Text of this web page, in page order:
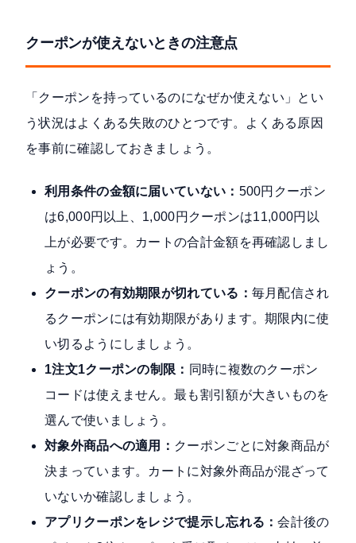
クーポンが使えないときの注意点
「クーポンを持っているのになぜか使えない」とい
う状況はよくある失敗のひとつです。よくある原因
を事前に確認しておきましょう。
利用条件の金額に届いていない： 500円クーポン
は6,000円以上、1,000円クーポンは11,000円以
上が必要です。カートの合計金額を再確認しまし
ょう。
クーポンの有効期限が切れている： 毎月配信され
るクーポンには有効期限があります。期限内に使
い切るようにしましょう。
1注文1クーポンの制限：
同時に複数のクーポン
コードは使えません。最も割引額が大きいものを
選んで使いましょう。
対象外商品への適用： クーポンごとに対象商品が
決まっています。カートに対象外商品が混ざって
いないか確認しましょう。
アプリクーポンをレジで提示し忘れる：会計後の